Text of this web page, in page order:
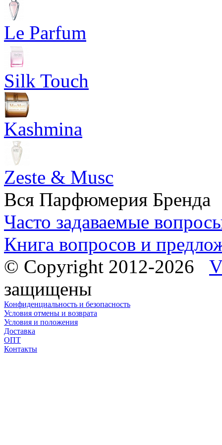
Le Parfum
Silk Touch
Kashmina
Zeste & Musc
Вся Парфюмерия Бренда
Часто задаваемые
Книга вопросов и
© Copyright 2012-2026
защищены
Конфиденциальность и безопасность
Условия отмены и возврата
Условия и положения
Доставка
ОПТ
Контакты